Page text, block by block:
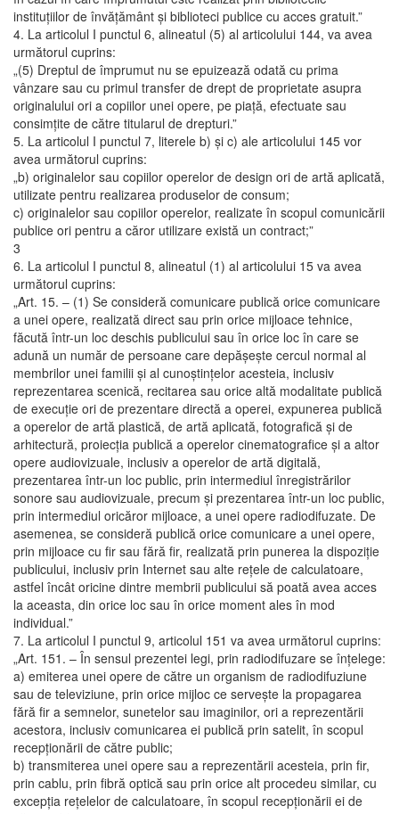
instituţiilor de învăţământ şi biblioteci publice cu acces gratuit.”
4. La articolul I punctul 6, alineatul (5) al articolului 144, va avea
următorul cuprins:
„(5) Dreptul de împrumut nu se epuizează odată cu prima
vânzare sau cu primul transfer de drept de proprietate asupra
originalului ori a copiilor unei opere, pe piaţă, efectuate sau
consimţite de către titularul de drepturi.”
5. La articolul I punctul 7, literele b) şi c) ale articolului 145 vor
avea următorul cuprins:
„b) originalelor sau copiilor operelor de design ori de artă aplicată,
utilizate pentru realizarea produselor de consum;
c) originalelor sau copiilor operelor, realizate în scopul comunicării
publice ori pentru a căror utilizare există un contract;”
3
6. La articolul I punctul 8, alineatul (1) al articolului 15 va avea
următorul cuprins:
„Art. 15. – (1) Se consideră comunicare publică orice comunicare
a unei opere, realizată direct sau prin orice mijloace tehnice,
făcută într-un loc deschis publicului sau în orice loc în care se
adună un număr de persoane care depăşeşte cercul normal al
membrilor unei familii şi al cunoştinţelor acesteia, inclusiv
reprezentarea scenică, recitarea sau orice altă modalitate publică
de execuţie ori de prezentare directă a operei, expunerea publică
a operelor de artă plastică, de artă aplicată, fotografică şi de
arhitectură, proiecţia publică a operelor cinematografice şi a altor
opere audiovizuale, inclusiv a operelor de artă digitală,
prezentarea într-un loc public, prin intermediul înregistrărilor
sonore sau audiovizuale, precum şi prezentarea într-un loc public,
prin intermediul oricăror mijloace, a unei opere radiodifuzate. De
asemenea, se consideră publică orice comunicare a unei opere,
prin mijloace cu fir sau fără fir, realizată prin punerea la dispoziţie
publicului, inclusiv prin Internet sau alte reţele de calculatoare,
astfel încât oricine dintre membrii publicului să poată avea acces
la aceasta, din orice loc sau în orice moment ales în mod
individual.”
7. La articolul I punctul 9, articolul 151 va avea următorul cuprins:
„Art. 151. – În sensul prezentei legi, prin radiodifuzare se înţelege:
a) emiterea unei opere de către un organism de radiodifuziune
sau de televiziune, prin orice mijloc ce serveşte la propagarea
fără fir a semnelor, sunetelor sau imaginilor, ori a reprezentării
acestora, inclusiv comunicarea ei publică prin satelit, în scopul
recepţionării de către public;
b) transmiterea unei opere sau a reprezentării acesteia, prin fir,
prin cablu, prin fibră optică sau prin orice alt procedeu similar, cu
excepţia reţelelor de calculatoare, în scopul recepţionării ei de